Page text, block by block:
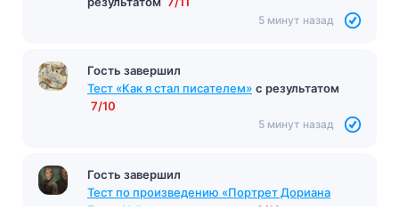
5 минут назад
Гость завершил
Тест «Как я стал писателем» с результатом
7/10
5 минут назад
Гость завершил
Тест по произведению «Портрет Дориана
Грея» Уайльд
9/10